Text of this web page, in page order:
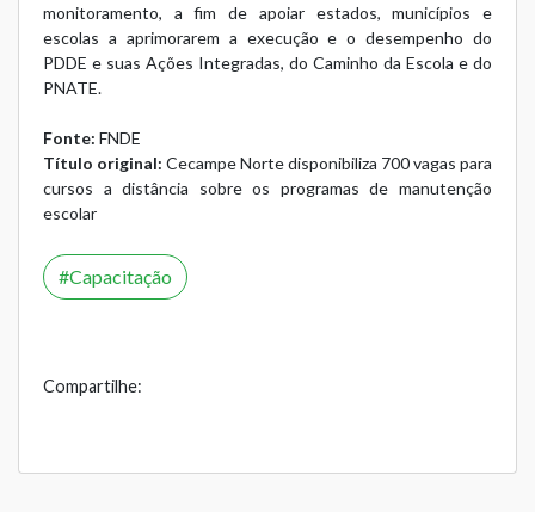
monitoramento, a fim de apoiar estados, municípios e
escolas a aprimorarem a execução e o desempenho do
PDDE e suas Ações Integradas, do Caminho da Escola e do
PNATE.
Fonte: FNDE
Título original: Cecampe Norte disponibiliza 700 vagas para
cursos a distância sobre os programas de manutenção
escolar
Capacitação
Compartilhe: